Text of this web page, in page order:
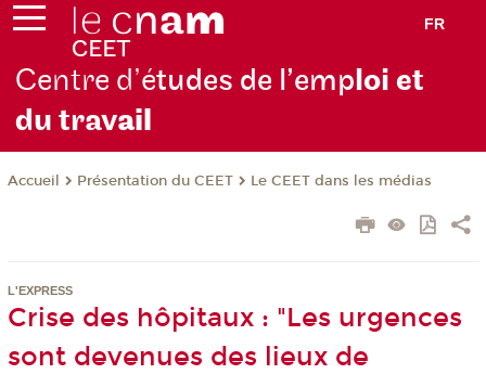
FR
Centre d’études de l’emploi et
du travail
Accueil Présentation du CEET Le CEET dans les médias
L'EXPRESS
Crise des hôpitaux : "Les urgences
sont devenues des lieux de